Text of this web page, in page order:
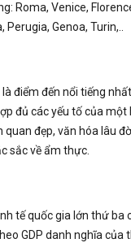
Roma, Venice,
Perugia, Genoa, Turin,..
điểm đến nổi tiếng
đủ các yếu tố của
đẹp, văn hóa lâu
sắc về ẩm thực.
tế quốc gia lớn thứ ba
GDP danh nghĩa của